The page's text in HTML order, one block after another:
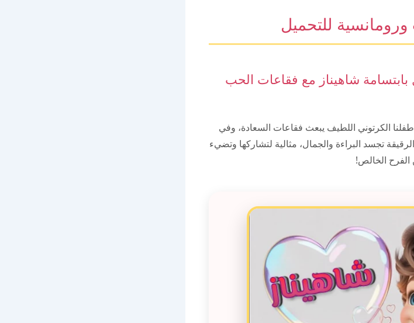
للتحميل
شاهيناز مع فقاعات الحب
الكرتوني اللطيف يبعث فقاعات السعادة، وفي
تجسد البراءة والجمال، مثالية لتشاركها وتضيء
الفرح الخالص!